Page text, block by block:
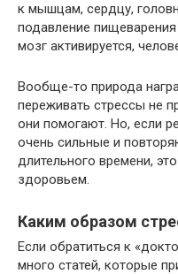
к мышцам, сердцу,
подавление
мозг активируется,
Вообще-то природа
переживать стрессы не
они помогают. Но, если
очень сильные и
длительного времени,
здоровьем.
Каким образом
Если обратиться к
много статей, которые